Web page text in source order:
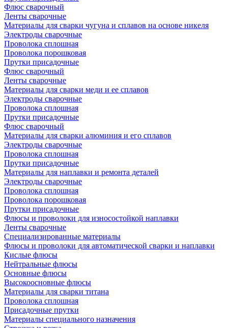
Флюс сварочный
Ленты сварочные
Материалы для сварки чугуна и сплавов на основе никеля
Электроды сварочные
Проволока сплошная
Проволока порошковая
Прутки присадочные
Флюс сварочный
Ленты сварочные
Материалы для сварки меди и ее сплавов
Электроды сварочные
Проволока сплошная
Прутки присадочные
Флюс сварочный
Материалы для сварки алюминия и его сплавов
Электроды сварочные
Проволока сплошная
Прутки присадочные
Материалы для наплавки и ремонта деталей
Электроды сварочные
Проволока сплошная
Проволока порошковая
Прутки присадочные
Флюсы и проволоки для износостойкой наплавки
Ленты сварочные
Специализированные материалы
Флюсы и проволоки для автоматической сварки и наплавки
Кислые флюсы
Нейтральные флюсы
Основные флюсы
Высокоосновные флюсы
Материалы для сварки титана
Проволока сплошная
Присадочные прутки
Материалы специального назначения